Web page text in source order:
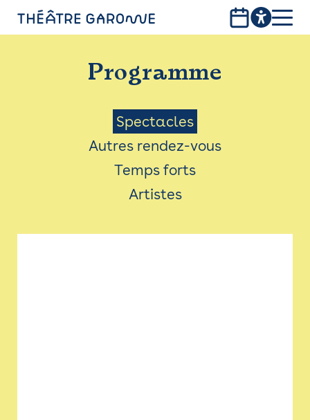
PROGRAMME
INFOS PRATIQUES
AVEC LES PUBLICS
ACCESSIBILITÉ
LES PRODUCTIONS
Programme
Menu
Saison
Spectacles
Autres rendez-vous
Temps forts
Artistes